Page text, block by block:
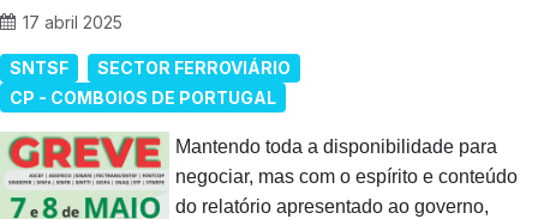
17 abril 2025
SNTSF
SECTOR FERROVIÁRIO
CP - COMBOIOS DE PORTUGAL
Mantendo toda a disponibilidade para
negociar, mas com o espírito e conteúdo
do relatório apresentado ao governo,